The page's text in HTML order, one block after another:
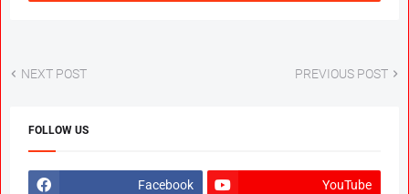
NEXT POST PREVIOUS POST
FOLLOW US
Facebook YouTube